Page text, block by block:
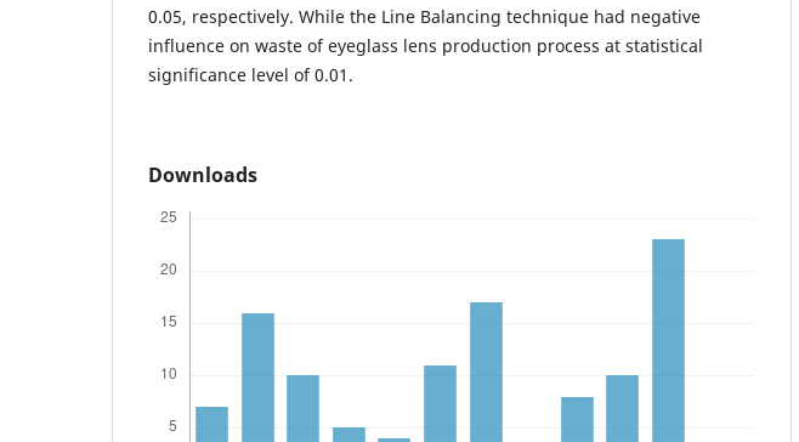
0.05, respectively. While the Line Balancing technique had negative
influence on waste of eyeglass lens production process at statistical
significance level of 0.01.
Downloads